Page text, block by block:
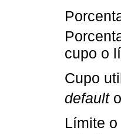
cupo o
Cupo
defaulto
Límite